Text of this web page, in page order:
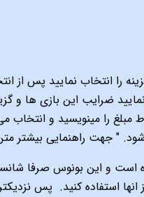
مختلف و از هر کدام یک گزینه را
مشاهده نمایید ضرایب این بازی
شرط مبلغ را مینویسید و
" جهت راهنمایی بیشتر متن
است و این بونوس صرفا
پس